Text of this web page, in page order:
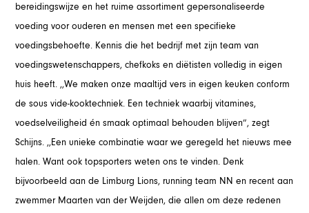
bereidingswijze en het ruime assortiment gepersonaliseerde
voeding voor ouderen en mensen met een specifieke
voedingsbehoefte. Kennis die het bedrijf met zijn team van
voedingswetenschappers, chefkoks en diëtisten volledig in eigen
huis heeft. ,,We maken onze maaltijd vers in eigen keuken conform
de sous vide-kooktechniek. Een techniek waarbij vitamines,
voedselveiligheid én smaak optimaal behouden blijven”, zegt
Schijns. ,,Een unieke combinatie waar we geregeld het nieuws mee
halen. Want ook topsporters weten ons te vinden. Denk
bijvoorbeeld aan de Limburg Lions, running team NN en recent aan
zwemmer Maarten van der Weijden, die allen om deze redenen